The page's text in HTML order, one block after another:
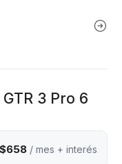
3 Pro 6
$658 / mes + interés